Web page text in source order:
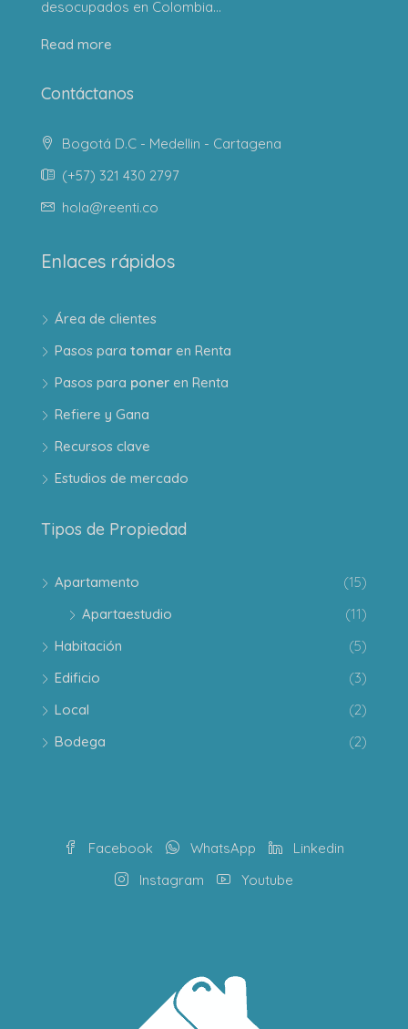
desocupados en Colombia...
Read more
Contáctanos
Bogotá D.C - Medellin - Cartagena
(+57) 321 430 2797
hola@reenti.co
Enlaces rápidos
Área de clientes
Pasos para tomar en Renta
Pasos para poner en Renta
Refiere y Gana
Recursos clave
Estudios de mercado
Tipos de Propiedad
Apartamento
(15)
Apartaestudio
(11)
Habitación
(5)
Edificio
(3)
Local
(2)
Bodega
(2)
Facebook WhatsApp
Linkedin
Instagram
Youtube